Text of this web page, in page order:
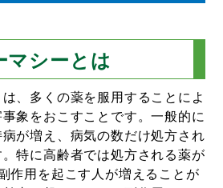
マシーとは
、多くの薬を服用することによ
象をおこすことです。一般的に
が増え、病気の数だけ処方され
特に高齢者では処方される薬が
作用を起こす人が増えることが